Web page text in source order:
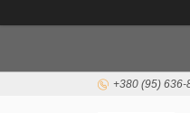
+380 (95) 636-